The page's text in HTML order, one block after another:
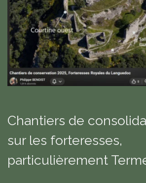
Chantiers de
sur les forteresses,
particulièrement